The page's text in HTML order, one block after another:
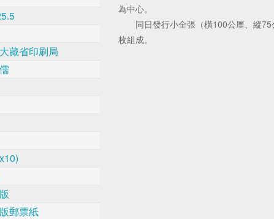
藏省印刷局
郵票紙
為中心。
同日發行小全張（橫100公厘、縱75
枚組成。